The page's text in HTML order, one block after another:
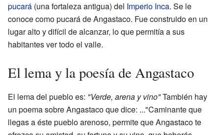
pucará (una fortaleza antigua) del Imperio Inca. Se le
conoce como pucará de Angastaco. Fue construido en un
lugar alto y difícil de alcanzar, lo que permitía a sus
habitantes ver todo el valle.
El lema y la poesía de Angastaco
El lema del pueblo es: "Verde, arena y vino"También hay
un poema sobre Angastaco que dice: ..."Caminante que
llegas a éste pueblo arenoso, permite que Angastaco te